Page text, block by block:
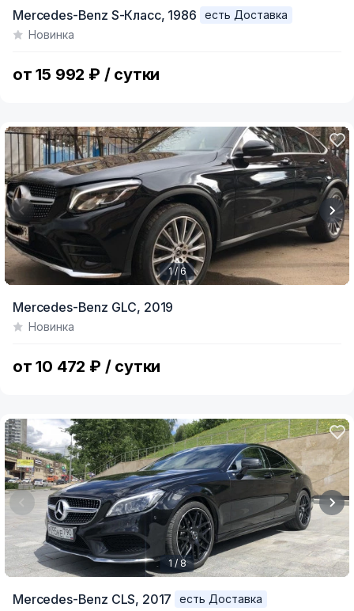
of
Mercedes-Benz S-Класс, 1986
есть Доставка
Новинка
от 15 992 ₽ / сутки
of
1 / 6
Mercedes-Benz GLC, 2019
Новинка
от 10 472 ₽ / сутки
1 / 8
Mercedes-Benz CLS, 2017
есть Доставка